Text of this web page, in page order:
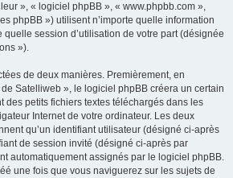
», « logiciel phpBB », « www.phpbb.com »,
phpBB ») utilisent n’importe quelle information
quelle session d’utilisation de votre part (désignée
»).
de deux manières. Premièrement, en
Satelliweb », le logiciel phpBB créera un certain
des petits fichiers textes téléchargés dans les
Internet de votre ordinateur. Les deux
qu’un identifiant utilisateur (désigné ci-après
de session invité (désigné ci-après par
automatiquement assignés par le logiciel phpBB.
une fois que vous naviguerez sur les sujets de